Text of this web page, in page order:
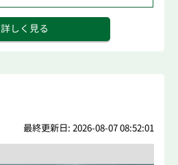
詳しく見る
最終更新日: 2026-08-07 08:52:01